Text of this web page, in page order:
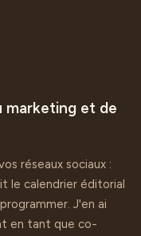
marketing et de
réseaux sociaux :
le calendrier éditorial
J'en ai
en tant que co-